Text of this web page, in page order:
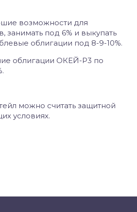
возможности для
занимать под 6% и выкупать
облигации под 8-9-10%.
облигации ОКЕЙ-Р3 по
можно считать защитной
условиях.